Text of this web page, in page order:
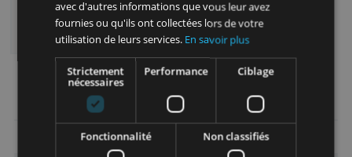
Autres
Avantages intéressants
Connaissances et expertise approfondies
Un seul compte pour tous les instruments
financiers
Ce site Web utilise des cookies
Nous utilisons des cookies pour personnaliser le
contenu, les publicités et analyser notre trafic.
Nous partageons également des informations sur
votre utilisation de notre site avec nos partenaires